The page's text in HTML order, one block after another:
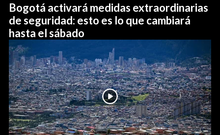
Bogotá activará medidas extraordinarias
de seguridad: esto es lo que cambiará
hasta el sábado